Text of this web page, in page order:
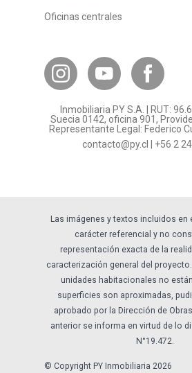
Bases Legales
¿Por qué invertir en PY?
Preguntas frecuentes
Formulario Referidos PY
Términos y Condiciones
Oficinas centrales
Inmobiliaria PY S.A. | RUT:
Suecia 0142, oficina 901,
Representante Legal: Federico
contacto@py.cl
+56 2
Las imágenes y textos incluidos en
carácter referencial y no
representación exacta de la
caracterización general del
unidades habitacionales no
superficies son aproximadas,
aprobado por la Dirección de
anterior se informa en virtud de lo
N°19.472.
© Copyright PY Inmobiliaria 2026